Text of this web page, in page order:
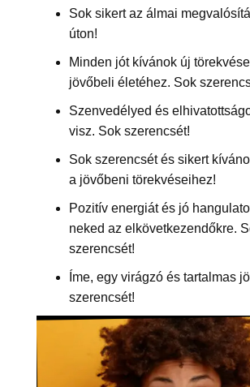
Sok sikert az álmai
úton!
Minden jót kívánok új
jövőbeli életéhez. Sok
Szenvedélyed és
visz. Sok szerencsét!
Sok szerencsét és sikert
a jövőbeni törekvéseihez!
Pozitív energiát és jó
neked az elkövetkezendőkre.
szerencsét!
Íme, egy virágzó és tartalmas
szerencsét!